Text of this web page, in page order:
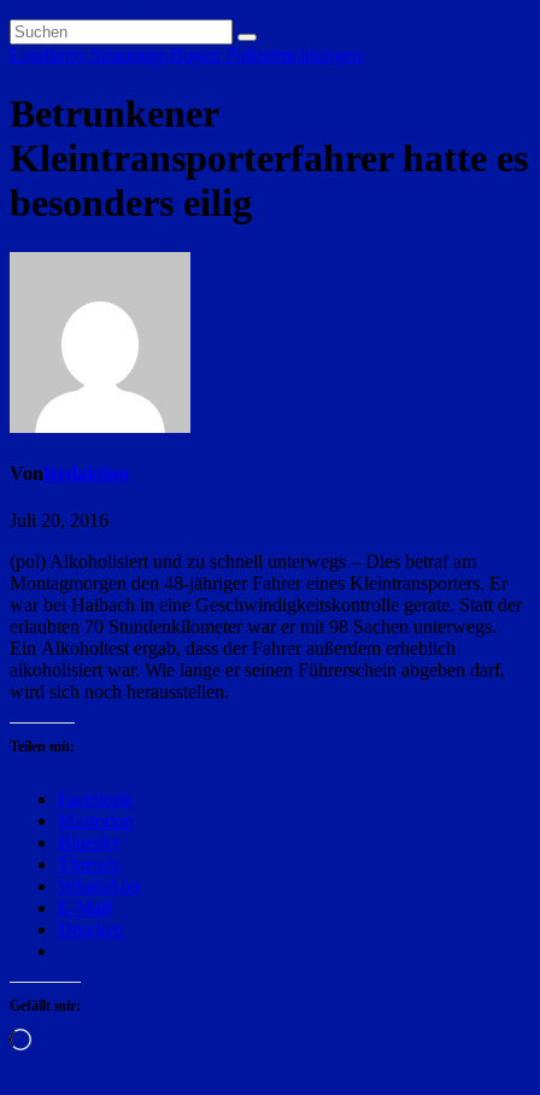
Landkreis Straubing-Bogen Polizeimeldungen
Betrunkener
Kleintransporterfahrer hatte es
besonders eilig
VonRedaktion
Juli 20, 2016
(pol) Alkoholisiert und zu schnell unterwegs – Dies betraf am
Montagmorgen den 48-jähriger Fahrer eines Kleintransporters. Er
war bei Haibach in eine Geschwindigkeitskontrolle gerate. Statt der
erlaubten 70 Stundenkilometer war er mit 98 Sachen unterwegs.
Ein Alkoholtest ergab, dass der Fahrer außerdem erheblich
alkoholisiert war. Wie lange er seinen Führerschein abgeben darf,
wird sich noch herausstellen.
Teilen mit:
Facebook
Mastodon
Bluesky
Threads
WhatsApp
E-Mail
Drucken
Gefällt mir:
Wird